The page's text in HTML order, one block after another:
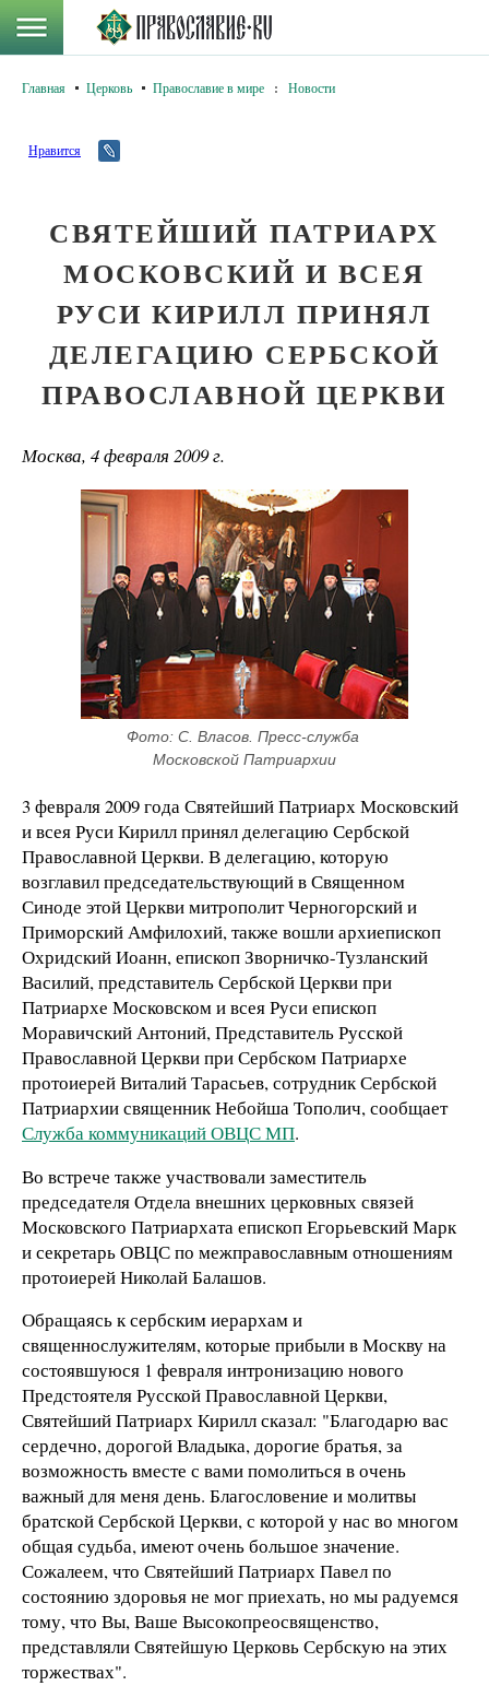
Главная Церковь Православие в мире : Новости
Нравится
СВЯТЕЙШИЙ ПАТРИАРХ
МОСКОВСКИЙ И ВСЕЯ
РУСИ КИРИЛЛ ПРИНЯЛ
ДЕЛЕГАЦИЮ СЕРБСКОЙ
ПРАВОСЛАВНОЙ ЦЕРКВИ
Москва, 4 февраля 2009 г.
Фото: С. Власов. Пресс-служба
Московской Патриархии
3 февраля 2009 года Святейший Патриарх Московский
и всея Руси Кирилл принял делегацию Сербской
Православной Церкви. В делегацию, которую
возглавил председательствующий в Священном
Синоде этой Церкви митрополит Черногорский и
Приморский Амфилохий, также вошли архиепископ
Охридский Иоанн, епископ Зворничко-Тузланский
Василий, представитель Сербской Церкви при
Патриархе Московском и всея Руси епископ
Моравичский Антоний, Представитель Русской
Православной Церкви при Сербском Патриархе
протоиерей Виталий Тарасьев, сотрудник Сербской
Патриархии священник Небойша Тополич, сообщает
Служба коммуникаций ОВЦС МП.
Во встрече также участвовали заместитель
председателя Отдела внешних церковных связей
Московского Патриархата епископ Егорьевский Марк
и секретарь ОВЦС по межправославным отношениям
протоиерей Николай Балашов.
Обращаясь к сербским иерархам и
священнослужителям, которые прибыли в Москву на
состоявшуюся 1 февраля интронизацию нового
Предстоятеля Русской Православной Церкви,
Святейший Патриарх Кирилл сказал: "Благодарю вас
сердечно, дорогой Владыка, дорогие братья, за
возможность вместе с вами помолиться в очень
важный для меня день. Благословение и молитвы
братской Сербской Церкви, с которой у нас во многом
общая судьба, имеют очень большое значение.
Сожалеем, что Святейший Патриарх Павел по
состоянию здоровья не мог приехать, но мы радуемся
тому, что Вы, Ваше Высокопреосвященство,
представляли Святейшую Церковь Сербскую на этих
торжествах".